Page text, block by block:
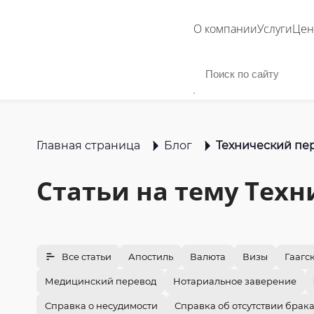
О компанииУслуги
Главная страница Блог Технический
Статьи на тему
Все статьи Апостиль Валюта Визы
Медицинский перевод Нотариальное заверение
Справка о несудимости Справка об отсутствии брака